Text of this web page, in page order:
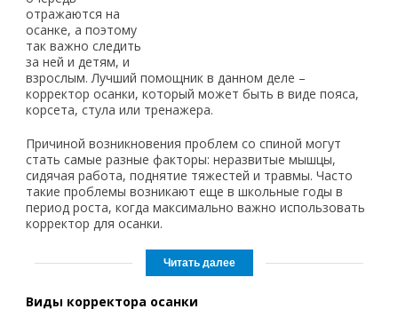
отражаются на
осанке, а поэтому
так важно следить
за ней и детям, и
взрослым. Лучший помощник в данном деле –
корректор осанки, который может быть в виде пояса,
корсета, стула или тренажера.
Причиной возникновения проблем со спиной могут
стать самые разные факторы: неразвитые мышцы,
сидячая работа, поднятие тяжестей и травмы. Часто
такие проблемы возникают еще в школьные годы в
период роста, когда максимально важно использовать
корректор для осанки.
Виды корректора осанки